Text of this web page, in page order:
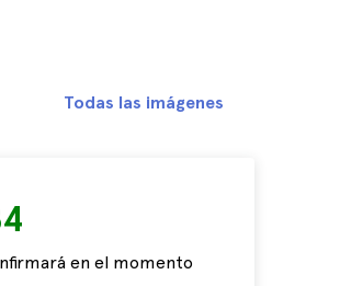
en el momento
Todas las imágenes